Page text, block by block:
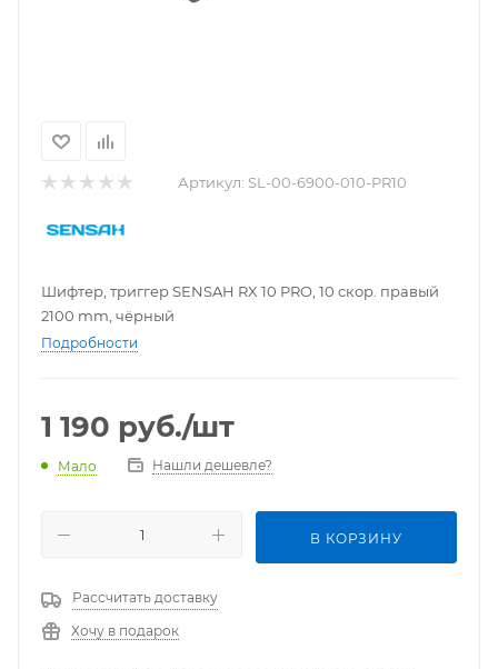
Артикул: SL-00-6900-010-PR10
Шифтер, триггер SENSAH RX 10 PRO, 10 скор. правый
2100 mm, чёрный
Подробности
1 190 руб./шт
Мало Нашли дешевле?
В КОРЗИНУ
Рассчитать доставку
Хочу в подарок